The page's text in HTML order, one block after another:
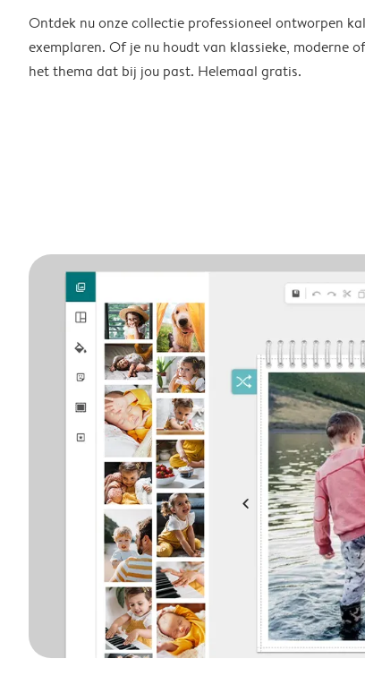
Ontdek nu onze collectie professioneel ontworpen
exemplaren. Of je nu houdt van klassieke, moderne
het thema dat bij jou past. Helemaal gratis.